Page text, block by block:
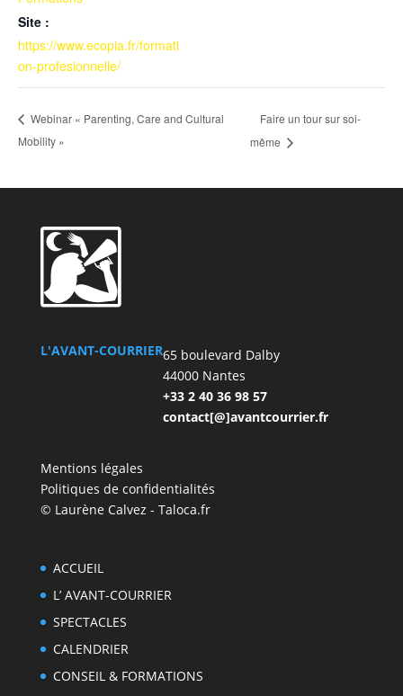
Site :
https://www.ecopia.fr/formati
on-profesionnelle/
Webinar « Parenting, Care and Cultural
Mobility »
Faire un tour sur soi-
même
L'AVANT-COURRIER65 boulevard Dalby
44000 Nantes
+33 2 40 36 98 57
contact[@]avantcourrier.fr
Mentions légales
Politiques de confidentialités
© Laurène Calvez - Taloca.fr
ACCUEIL
L’ AVANT-COURRIER
SPECTACLES
CALENDRIER
CONSEIL & FORMATIONS